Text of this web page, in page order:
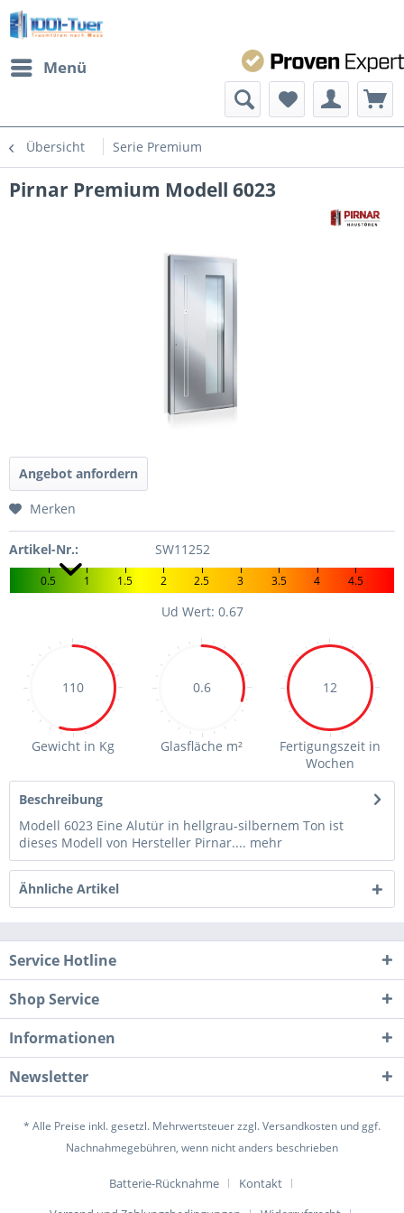
Menü
Übersicht Serie Premium
Pirnar Premium Modell 6023
Angebot anfordern
Merken
Artikel-Nr.: SW11252
0.5 1 1.5 2 2.5 3 3.5 4 4.5
Ud Wert: 0.67
110
Gewicht in Kg
0.6
Glasfläche m²
12
Fertigungszeit in
Wochen
Beschreibung
Modell 6023 Eine Alutür in hellgrau-silbernem Ton ist
dieses Modell von Hersteller Pirnar.... mehr
Ähnliche Artikel
Service Hotline
Shop Service
Informationen
Newsletter
* Alle Preise inkl. gesetzl. Mehrwertsteuer zzgl.Versandkosten und ggf.
Nachnahmegebühren, wenn nicht anders beschrieben
Batterie-Rücknahme
Kontakt